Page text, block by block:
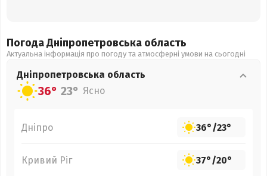
Погода Дніпропетровська область
Актуальна інформація про погоду та атмосферні умови на сьогодні
Дніпропетровська область
36° 23° Ясно
Дніпро 36°/23°
Кривий Ріг 37°/20°